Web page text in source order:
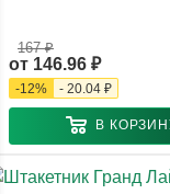
от 146.96 ₽
167 ₽
-12% - 20.04 ₽
В